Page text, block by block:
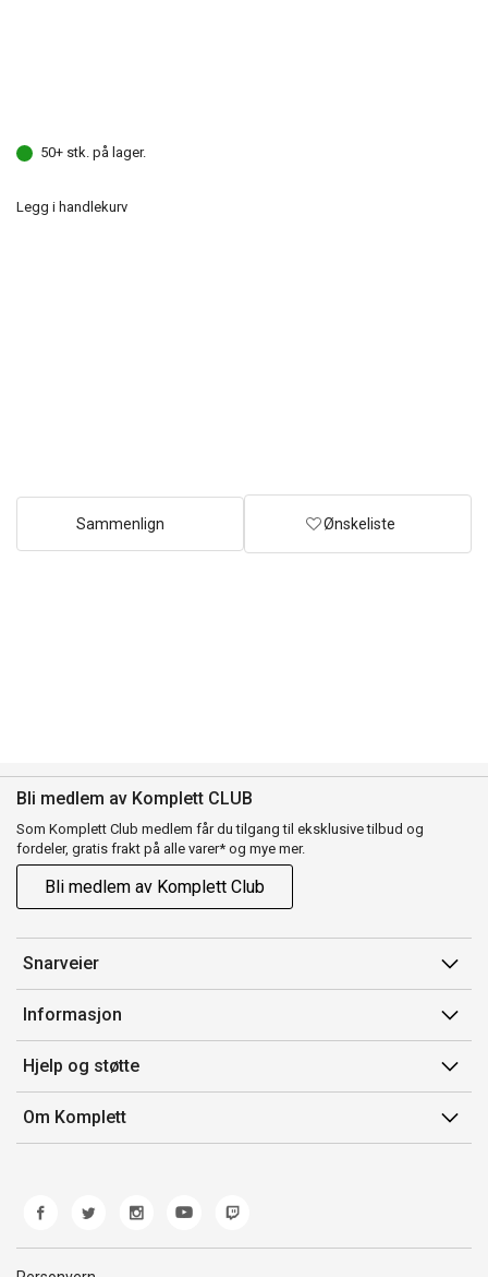
50+ stk. på lager.
Legg i handlekurv
Sammenlign Ønskeliste
Bli medlem av Komplett CLUB
Som Komplett Club medlem får du tilgang til eksklusive tilbud og
fordeler, gratis frakt på alle varer* og mye mer.
Bli medlem av Komplett Club
Snarveier
Min side
Ordreoversikt
Flex
Komplett Club
Informasjon
Salgsbetingelser
Medlemsvilkår for Komplett Club
Merker/produsent
Hjelp og støtte
Kontakt oss
Kundeservice
Retur
Reklamasjon og garanti
Om Komplett